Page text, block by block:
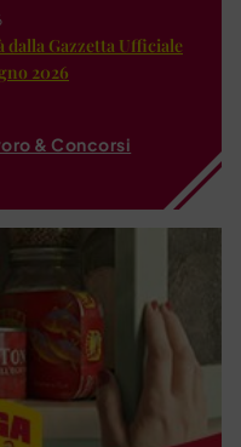
Gazzetta Ufficiale
2026
& Concorsi